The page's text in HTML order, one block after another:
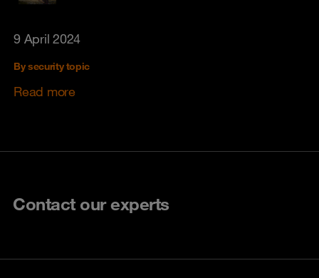
9 April 2024
By security topic
Read more
Contact our experts